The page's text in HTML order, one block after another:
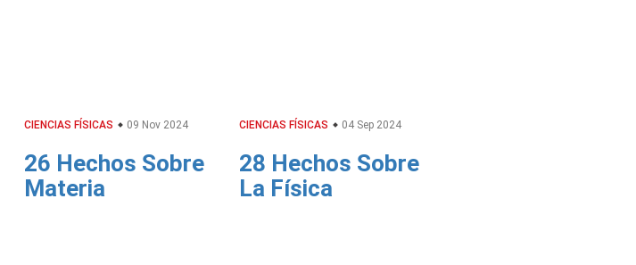
CIENCIAS FÍSICAS 09 Nov 2024
26 Hechos Sobre
Materia
CIENCIAS FÍSICAS 04 Sep 2024
28 Hechos Sobre
La Física